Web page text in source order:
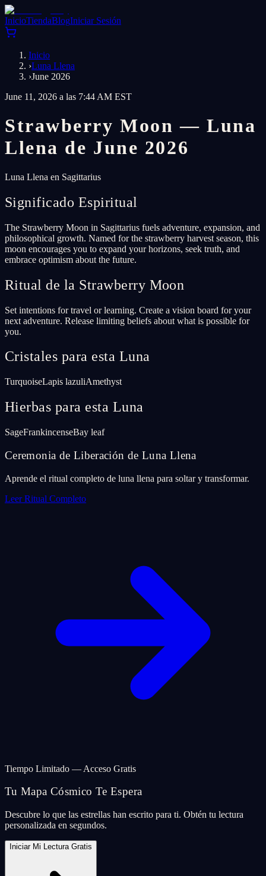
InicioTiendaBlogIniciar Sesión
Inicio
›Luna Llena
›June 2026
June 11, 2026 a las 7:44 AM EST
Strawberry Moon — Luna
Llena de June 2026
Luna Llena en Sagittarius
Significado Espiritual
The Strawberry Moon in Sagittarius fuels adventure, expansion, and
philosophical growth. Named for the strawberry harvest season, this
moon encourages you to expand your horizons, seek truth, and
embrace optimism about the future.
Ritual de la Strawberry Moon
Set intentions for travel or learning. Create a vision board for your
next adventure. Release limiting beliefs about what is possible for
you.
Cristales para esta Luna
TurquoiseLapis lazuliAmethyst
Hierbas para esta Luna
SageFrankincenseBay leaf
Ceremonia de Liberación de Luna Llena
Aprende el ritual completo de luna llena para soltar y transformar.
Leer Ritual Completo
Tiempo Limitado — Acceso Gratis
Tu Mapa Cósmico Te Espera
Descubre lo que las estrellas han escrito para ti. Obtén tu lectura
personalizada en segundos.
Iniciar Mi Lectura Gratis